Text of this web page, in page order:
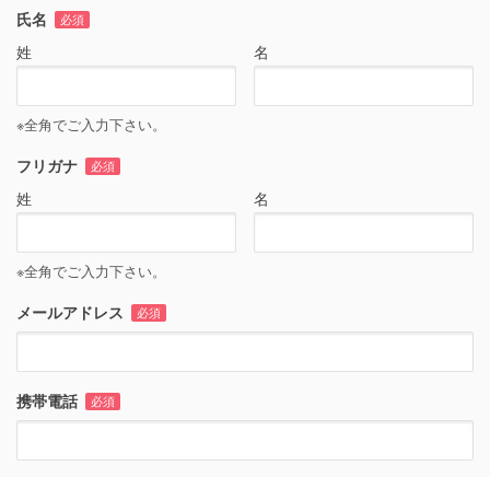
氏名 必須
姓 名
※全角でご入力下さい。
フリガナ 必須
姓 名
※全角でご入力下さい。
メールアドレス 必須
携帯電話 必須